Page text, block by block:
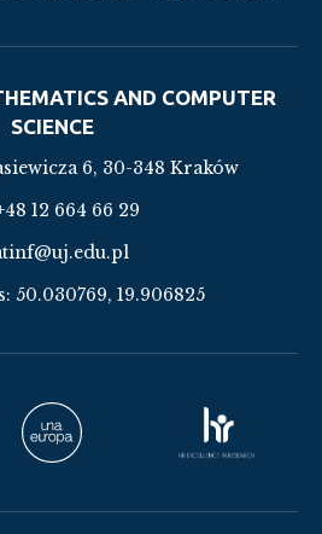
AND COMPUTER
SCIENCE
6, 30-348 Kraków
12 664 66 29
50.030769, 19.906825